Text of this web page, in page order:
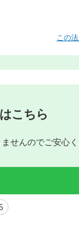
この
こちら
せんのでご安心く